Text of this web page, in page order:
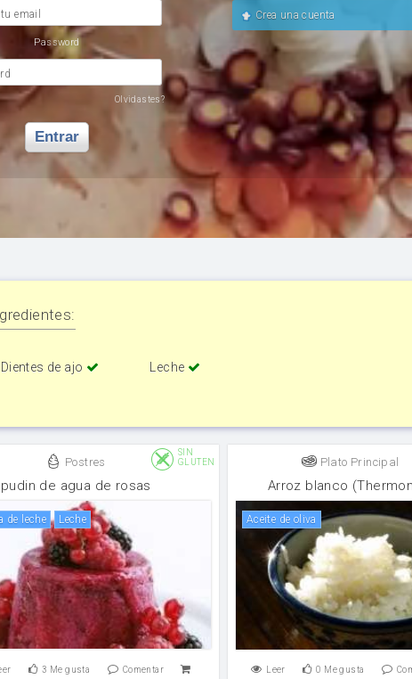
email
Password
Olvidastes?
Entrar
Crea una cuenta
Dientes de ajo
Leche
Postres
SIN
GLUTEN
pudin de agua de rosas
de leche leche
3 Me gusta Comentar
Plato Principal
Arroz blanco
aceite de oliva
Leer 0 Me gusta